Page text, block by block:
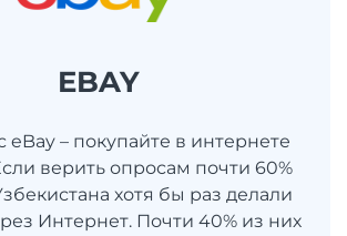
EBAY
eBay – покупайте в интернете
верить опросам почти 60%
хотя бы раз делали
Интернет. Почти 40% из них